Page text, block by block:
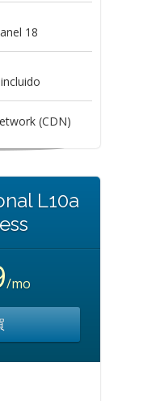
18
(CDN)
L10a
/mo